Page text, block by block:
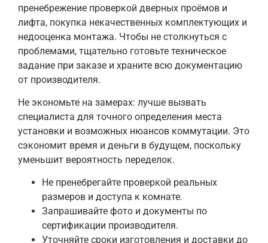
пренебрежение проверкой дверных проёмов и
лифта, покупка некачественных комплектующих и
недооценка монтажа. Чтобы не столкнуться с
проблемами, тщательно готовьте техническое
задание при заказе и храните всю документацию
от производителя.
Не экономьте на замерах: лучше вызвать
специалиста для точного определения места
установки и возможных нюансов коммутации. Это
сэкономит время и деньги в будущем, поскольку
уменьшит вероятность переделок.
Не пренебрегайте проверкой реальных
размеров и доступа к комнате.
Запрашивайте фото и документы по
сертификации производителя.
Уточняйте сроки изготовления и доставки до